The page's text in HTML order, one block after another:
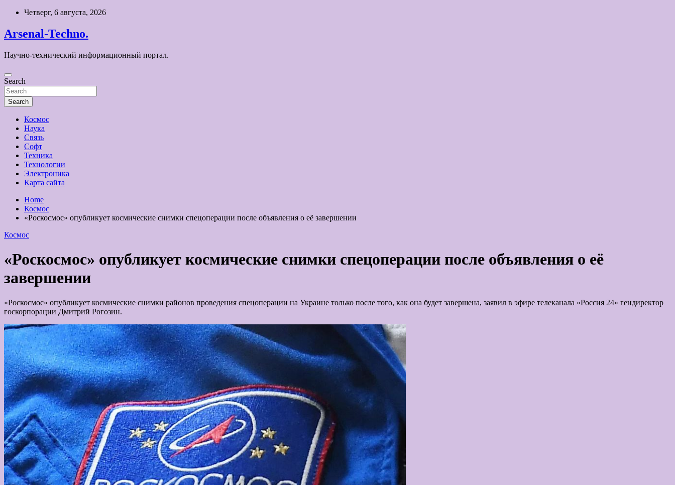
Skip
content
Четверг, 6 августа, 2026
Arsenal-Techno.
Научно-технический информационный портал.
Search
Search
Космос
Наука
Связь
Софт
Техника
Технологии
Электроника
Карта сайта
Home
Космос
«Роскосмос» опубликует космические снимки спецоперации после объявления о её завершении
Космос
«Роскосмос» опубликует космические снимки спецоперации после объявления о её
завершении
«Роскосмос» опубликует космические снимки районов проведения спецоперации на Украине только после того, как она будет завершена, заявил в эфире телеканала «Россия 24» гендиректор
госкорпорации Дмитрий Рогозин.